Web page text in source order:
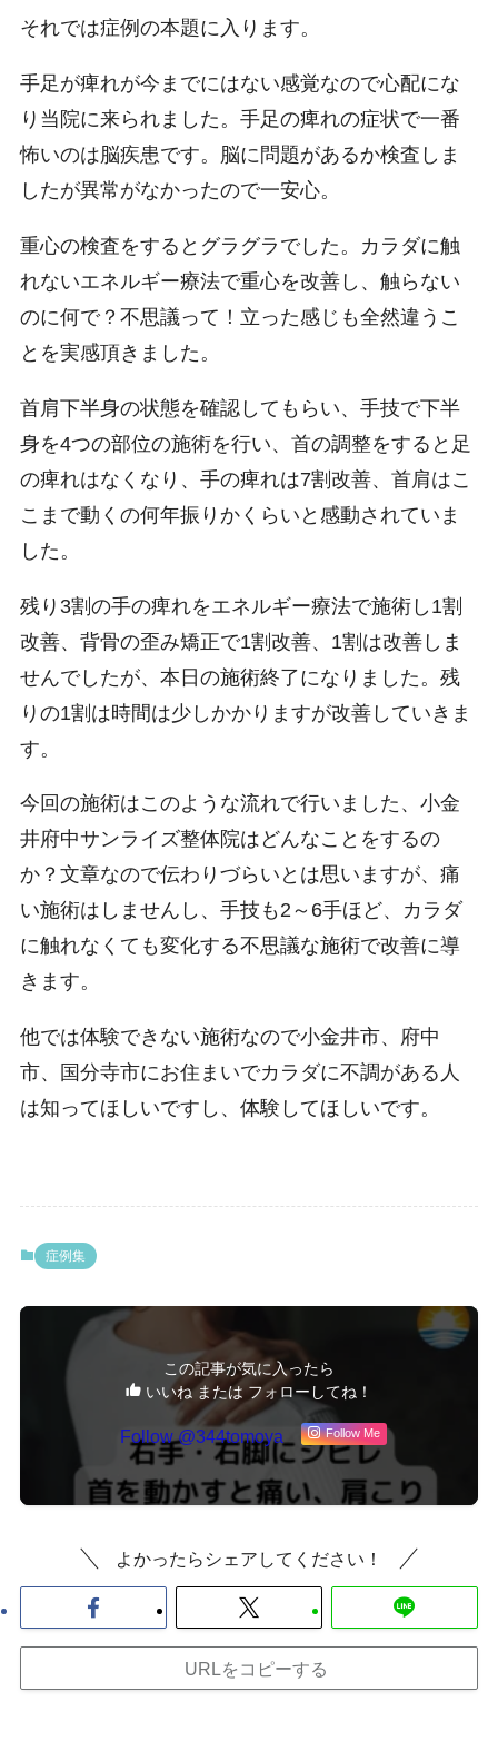
それでは症例の本題に入ります。
手足が痺れが今までにはない感覚なので心配にな
り当院に来られました。手足の痺れの症状で一番
怖いのは脳疾患です。脳に問題があるか検査しま
したが異常がなかったので一安心。
重心の検査をするとグラグラでした。カラダに触
れないエネルギー療法で重心を改善し、触らない
のに何で？不思議って！立った感じも全然違うこ
とを実感頂きました。
首肩下半身の状態を確認してもらい、手技で下半
身を4つの部位の施術を行い、首の調整をすると足
の痺れはなくなり、手の痺れは7割改善、首肩はこ
こまで動くの何年振りかくらいと感動されていま
した。
残り3割の手の痺れをエネルギー療法で施術し1割
改善、背骨の歪み矯正で1割改善、1割は改善しま
せんでしたが、本日の施術終了になりました。残
りの1割は時間は少しかかりますが改善していきま
す。
今回の施術はこのような流れで行いました、小金
井府中サンライズ整体院はどんなことをするの
か？文章なので伝わりづらいとは思いますが、痛
い施術はしませんし、手技も2～6手ほど、カラダ
に触れなくても変化する不思議な施術で改善に導
きます。
他では体験できない施術なので小金井市、府中
市、国分寺市にお住まいでカラダに不調がある人
は知ってほしいですし、体験してほしいです。
症例集
この記事が気に入ったら
いいね または フォローしてね！
Follow @344tomoya Follow Me
よかったらシェアしてください！
URLをコピーする